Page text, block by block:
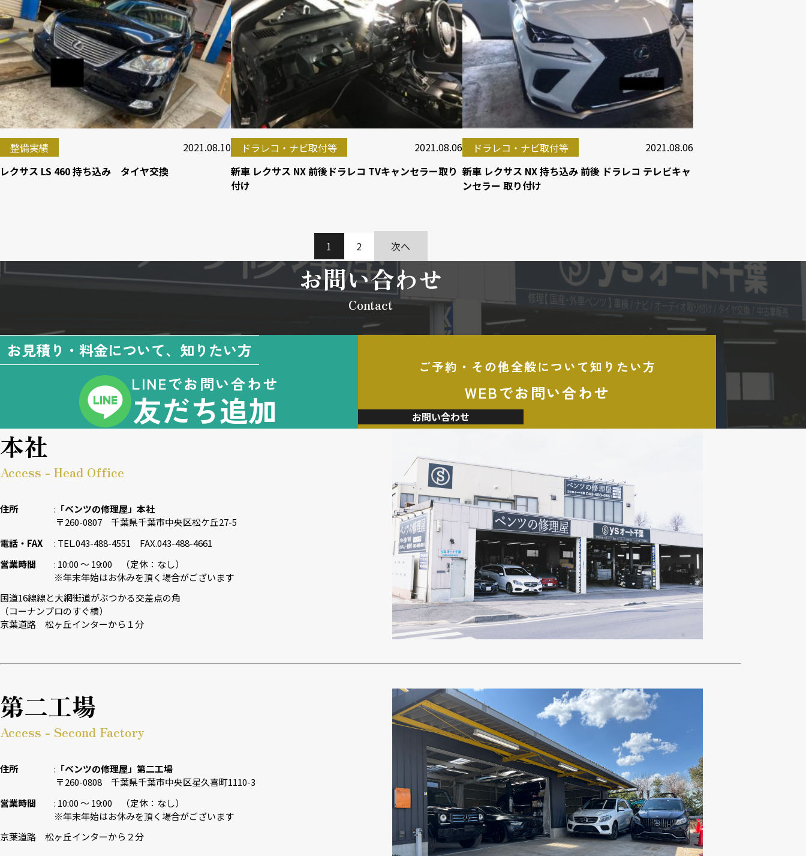
整備実績
2021.08.10
レクサス LS 460 持ち込み タイヤ交換
ドラレコ・ナビ取付等
2021.08.06
新車 レクサス NX 前後ドラレコ TVキャンセラー取り
付け
ドラレコ・ナビ取付等
2021.08.06
新車 レクサス NX 持ち込み 前後 ドラレコ テレビキャ
ンセラー 取り付け
1 2 次へ
お問い合わせ
Contact
お見積り・料金について、知りたい方
LINEでお問い合わせ
友だち追加
ご予約・その他全般について知りたい方
WEBでお問い合わせ
お問い合わせ
本社
Access - Head Office
住所
「ベンツの修理屋」本社
〒260-0807 千葉県千葉市中央区松ケ丘27-5
電話・FAX
TEL.043-488-4551 FAX.043-488-4661
営業時間
10:00 〜 19:00 （定休：なし）
※年末年始はお休みを頂く場合がございます
国道16線線と大網街道がぶつかる交差点の角
（コーナンプロのすぐ横）
京葉道路 松ヶ丘インターから１分
第二工場
Access - Second Factory
住所
「ベンツの修理屋」第二工場
〒260-0808 千葉県千葉市中央区星久喜町1110-3
営業時間
10:00 〜 19:00 （定休：なし）
※年末年始はお休みを頂く場合がございます
京葉道路 松ヶ丘インターから２分